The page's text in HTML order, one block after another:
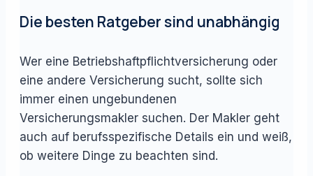
Die besten Ratgeber sind unabhängig
Wer eine Betriebshaftpflichtversicherung oder
eine andere Versicherung sucht, sollte sich
immer einen ungebundenen
Versicherungsmakler suchen. Der Makler geht
auch auf berufsspezifische Details ein und weiß,
ob weitere Dinge zu beachten sind.